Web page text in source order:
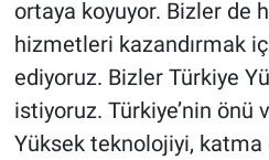
ortaya koyuyor. Bizler de
hizmetleri kazandırmak
ediyoruz. Bizler Türkiye
istiyoruz. Türkiye’nin önü
Yüksek teknolojiyi,